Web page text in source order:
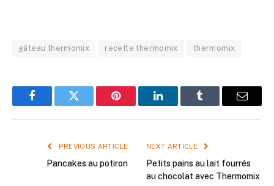
gâteau thermomix recette thermomix thermomix
FacebookTwitter Pinterest LinkedInTumblr Email
PREVIOUS ARTICLE
Pancakes au potiron
NEXT ARTICLE
Petits pains au lait fourrés
au chocolat avec Thermomix